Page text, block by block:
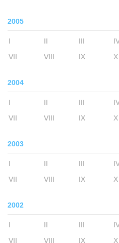
2005
I II III
VII
VIII IX X
2004
I II III
VII
VIII IX X
2003
I II III
VII
VIII IX X
2002
I II III
VII
VIII IX X